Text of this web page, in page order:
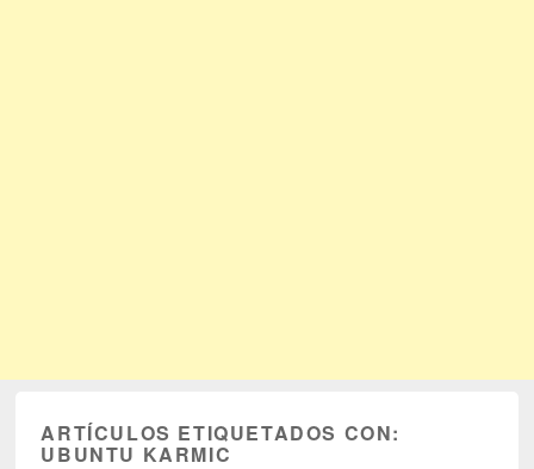
ARTÍCULOS ETIQUETADOS CON:
UBUNTU KARMIC